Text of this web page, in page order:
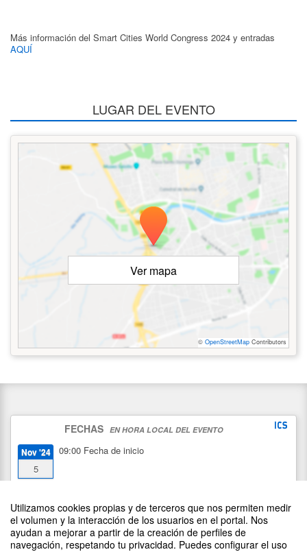
Utilizamos cookies propias y de terceros que nos permiten medir
el volumen y la interacción de los usuarios en el portal. Nos
ayudan a mejorar a partir de la creación de perfiles de
navegación, respetando tu privacidad. Puedes configurar el uso
Más información del Smart Cities World Congress 2024 y entradas
AQUÍ
LUGAR DEL EVENTO
Ver mapa
© OpenStreetMap Contributors
FECHAS EN HORA LOCAL DEL EVENTO
Nov '24
5
09:00 Fecha de inicio
7